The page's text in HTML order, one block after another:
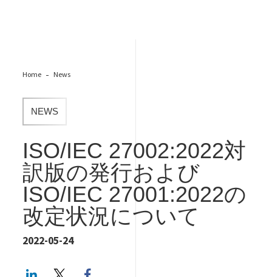
Home News
NEWS
ISO/IEC 27002:2022対
訳版の発行および
ISO/IEC 27001:2022の
改定状況について
2022-05-24
LinkedInTwitter